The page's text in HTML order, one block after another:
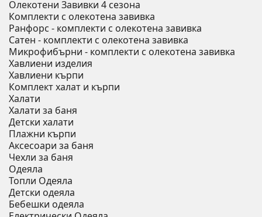
Олекотени Завивки 4 сезона
Комплекти с олекотена завивка
Ранфорс - комплекти с олекотена завивка
Сатен - комплекти с олекотена завивка
Микрофибърни - комплекти с олекотена завивка
Хавлиени изделия
Хавлиени кърпи
Комплект халат и кърпи
Халати
Халати за баня
Детски халати
Плажни кърпи
Аксесоари за баня
Чехли за баня
Одеяла
Топли Одеяла
Детски одеяла
Бебешки одеяла